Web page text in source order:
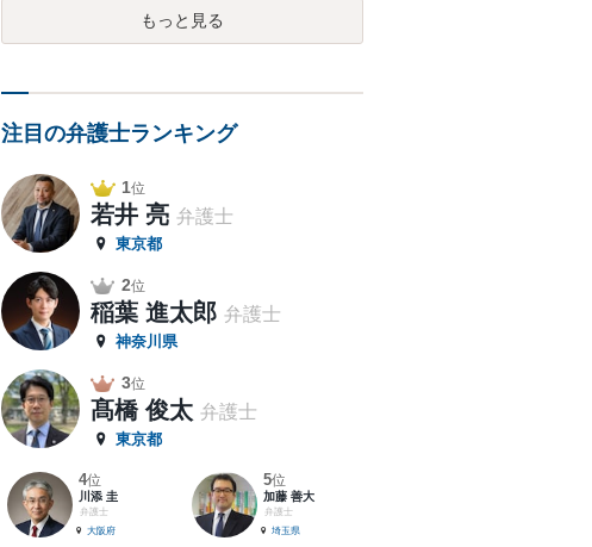
もっと見る
注目の弁護士ランキング
1位
若井 亮 弁護士
東京都
2位
稲葉 進太郎 弁護士
神奈川県
3位
髙橋 俊太 弁護士
東京都
4位
川添 圭
弁護士
大阪府
5位
加藤 善大
弁護士
埼玉県